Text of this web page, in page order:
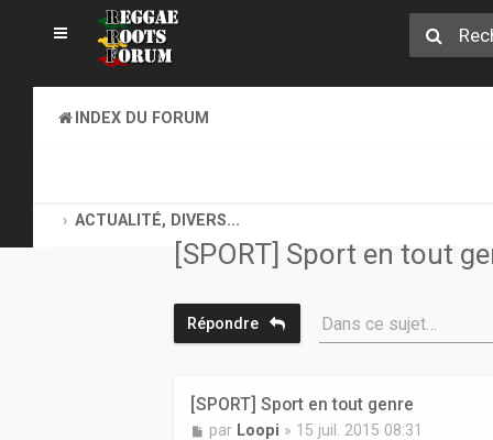
INDEX DU FORUM
ACTUALITÉ, DIVERS...
[SPORT] Sport en tout
Répondre Dans ce sujet…
[SPORT] Sport en tout genre
M
par Loopi » 15 juil. 2015 08:31